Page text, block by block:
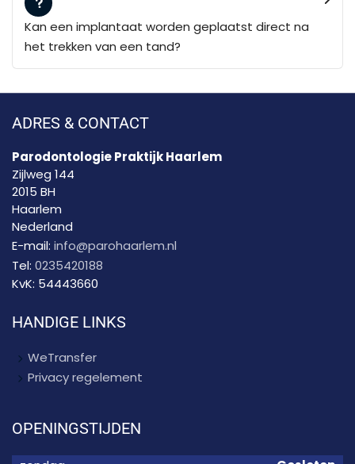
Kan een implantaat worden geplaatst direct na
het trekken van een tand?
ADRES & CONTACT
Parodontologie Praktijk Haarlem
Zijlweg 144
2015 BH
Haarlem
Nederland
E-mail: info@parohaarlem.nl
Tel: 0235420188
KvK: 54443660
HANDIGE LINKS
WeTransfer
Privacy regelement
OPENINGSTIJDEN